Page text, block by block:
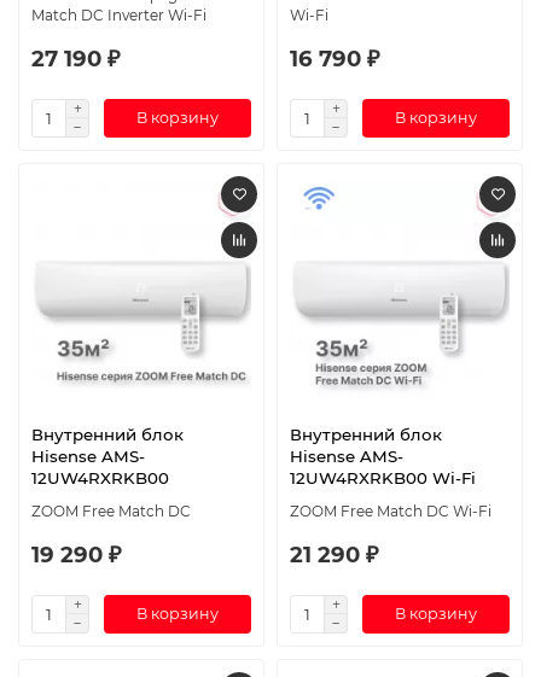
Match DC Inverter Wi-Fi
27 190 ₽
В корзину
Wi-Fi
16 790 ₽
В корзину
Внутренний блок
Hisense AMS-
12UW4RXRKB00
ZOOM Free Match DC
19 290 ₽
В корзину
Внутренний блок
Hisense AMS-
12UW4RXRKB00 Wi-Fi
ZOOM Free Match DC Wi-Fi
21 290 ₽
В корзину